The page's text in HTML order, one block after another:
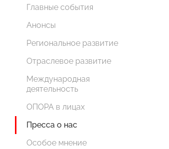
Главные события
Анонсы
Региональное развитие
Отраслевое развитие
Международная
деятельность
ОПОРА в лицах
Пресса о нас
Особое мнение